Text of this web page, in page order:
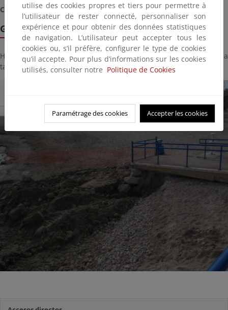
Coordenadas: 720.827,00 E, 4.247.462,00 N (30 S)
Galería de imágenes
Haga click sobre la imagen para ver la galería del proyecto a
tamaño completo:
utilise des cookies propres et tiers pour permettre à
l’utilisateur de rester connecté, personnaliser son
expérience et pour obtenir des données statistiques
de navigation. L’utilisateur peut accepter tous les
cookies ou, s’il préfère, configurer le type de cookies
qu’il accepte. Pour plus d’informations sur les cookies
utilisés, consulter notre Politique de Cookies
Paramétrage des cookies Accepter les cookies